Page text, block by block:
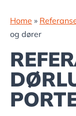
Home »
og dører